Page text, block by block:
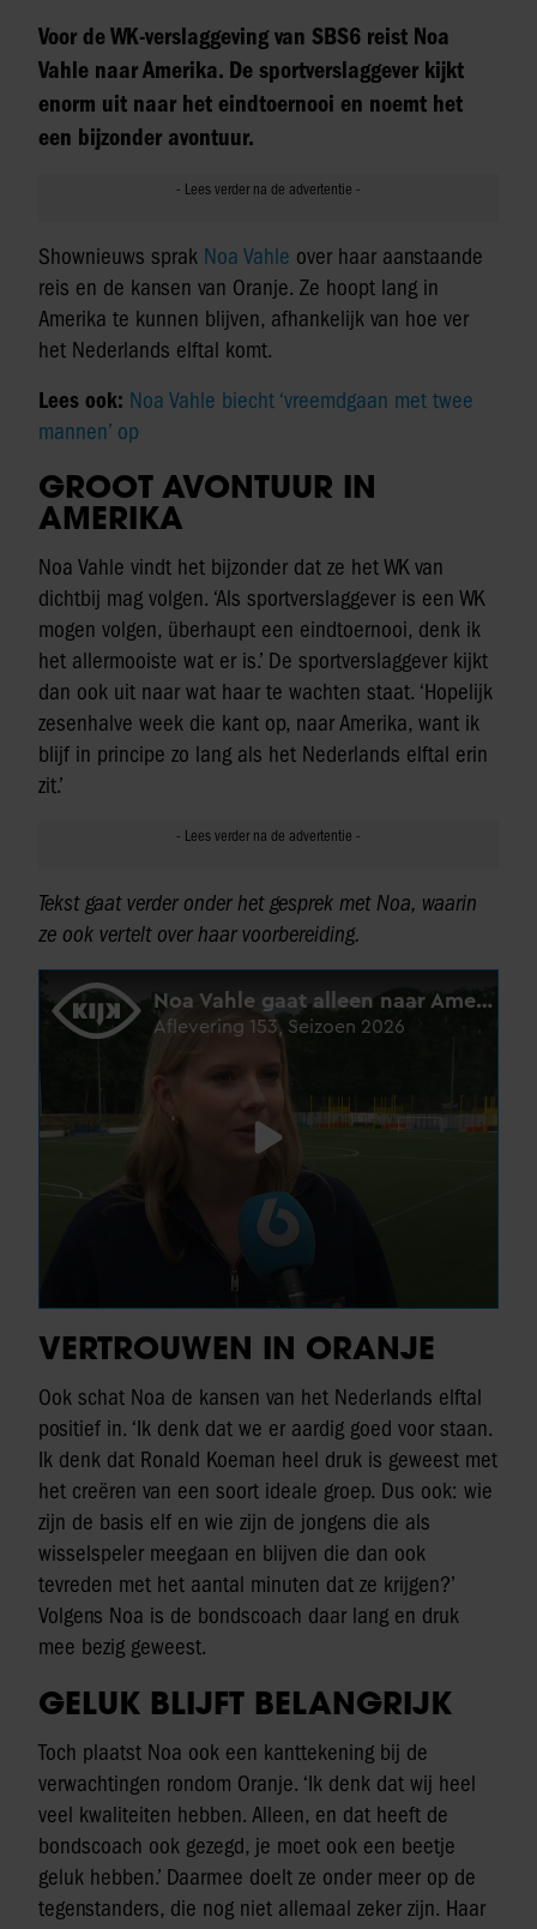
Voor de WK-verslaggeving van SBS6 reist Noa
Vahle naar Amerika. De sportverslaggever kijkt
enorm uit naar het eindtoernooi en noemt het
een bijzonder avontuur.
Shownieuws sprak Noa Vahle over haar aanstaande
reis en de kansen van Oranje. Ze hoopt lang in
Amerika te kunnen blijven, afhankelijk van hoe ver
het Nederlands elftal komt.
Lees ook: Noa Vahle biecht ‘vreemdgaan met twee
mannen’ op
GROOT AVONTUUR IN
AMERIKA
Noa Vahle vindt het bijzonder dat ze het WK van
dichtbij mag volgen. ‘Als sportverslaggever is een WK
mogen volgen, überhaupt een eindtoernooi, denk ik
het allermooiste wat er is.’ De sportverslaggever kijkt
dan ook uit naar wat haar te wachten staat. ‘Hopelijk
zesenhalve week die kant op, naar Amerika, want ik
blijf in principe zo lang als het Nederlands elftal erin
zit.’
Tekst gaat verder onder het gesprek met Noa, waarin
ze ook vertelt over haar voorbereiding.
VERTROUWEN IN ORANJE
Ook schat Noa de kansen van het Nederlands elftal
positief in. ‘Ik denk dat we er aardig goed voor staan.
Ik denk dat Ronald Koeman heel druk is geweest met
het creëren van een soort ideale groep. Dus ook: wie
zijn de basis elf en wie zijn de jongens die als
wisselspeler meegaan en blijven die dan ook
tevreden met het aantal minuten dat ze krijgen?’
Volgens Noa is de bondscoach daar lang en druk
mee bezig geweest.
GELUK BLIJFT BELANGRIJK
Toch plaatst Noa ook een kanttekening bij de
verwachtingen rondom Oranje. ‘Ik denk dat wij heel
veel kwaliteiten hebben. Alleen, en dat heeft de
bondscoach ook gezegd, je moet ook een beetje
geluk hebben.’ Daarmee doelt ze onder meer op de
tegenstanders, die nog niet allemaal zeker zijn. Haar